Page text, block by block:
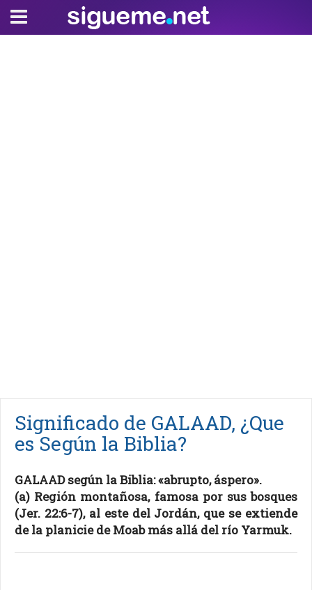
Significado de GALAAD, ¿Que
es Según la Biblia?
GALAAD según la Biblia: «abrupto, áspero».
(a) Región montañosa, famosa por sus bosques
(Jer. 22:6-7), al este del Jordán, que se extiende
de la planicie de Moab más allá del río Yarmuk.